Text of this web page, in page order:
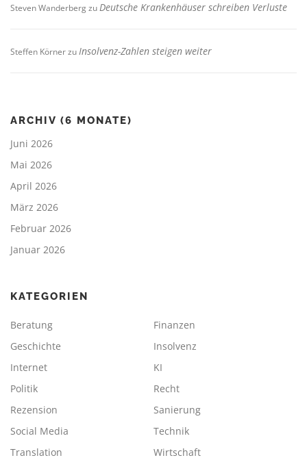
Steven WanderbergzuDeutsche Krankenhäuser schreiben Verluste
Steffen KörnerzuInsolvenz-Zahlen steigen weiter
ARCHIV (6 MONATE)
Juni 2026
Mai 2026
April 2026
März 2026
Februar 2026
Januar 2026
KATEGORIEN
Beratung
Finanzen
Geschichte
Insolvenz
Internet
KI
Politik
Recht
Rezension
Sanierung
Social Media
Technik
Translation
Wirtschaft